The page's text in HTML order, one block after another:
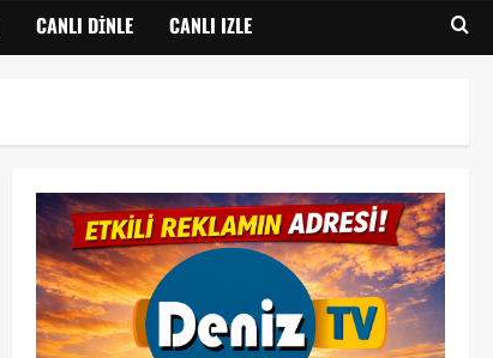
CANLI DINLE CANLI IZLE